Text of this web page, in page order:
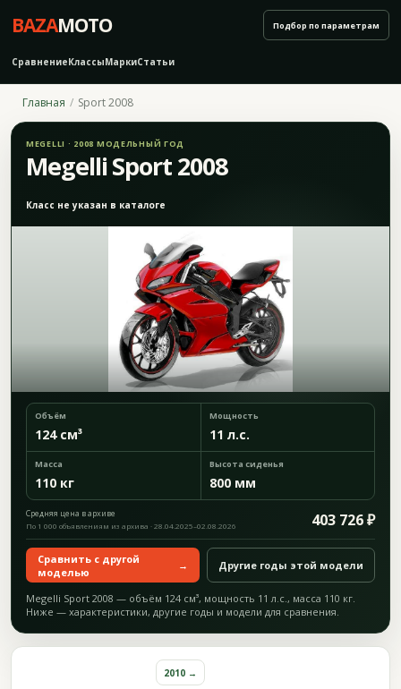
BAZAMOTO
СравнениеКлассыМаркиСтатьи
Подбор по параметрам
Главная Sport 2008
MEGELLI · 2008 МОДЕЛЬНЫЙ ГОД
Megelli Sport 2008
Класс не указан в каталоге
Объём
124 см³
Мощность
11 л.с.
Масса
110 кг
Высота сиденья
800 мм
Средняя цена в архиве 403 726 ₽
По 1 000 объявлениям из архива · 28.04.2025–02.08.2026
Сравнить с другой
моделью
→ Другие годы этой модели
Megelli Sport 2008 — объём 124 см³, мощность 11 л.с., масса 110 кг.
Ниже — характеристики, другие годы и модели для сравнения.
2010 →